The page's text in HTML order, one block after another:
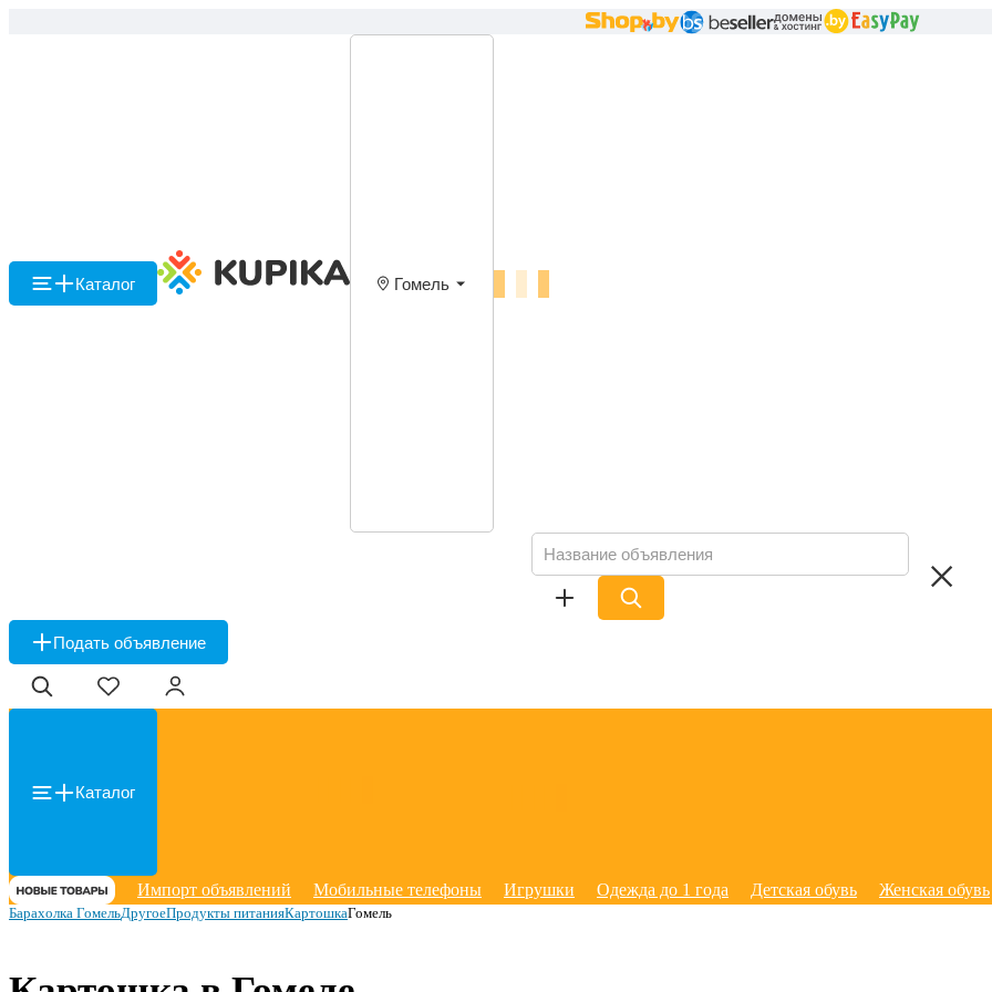
Каталог Гомель
Подать объявление
Каталог
Импорт объявлений Мобильные телефоны Игрушки Одежда до 1 года Детская обувь Женская обувь
Барахолка ГомельДругоеПродукты питанияКартошкаГомель